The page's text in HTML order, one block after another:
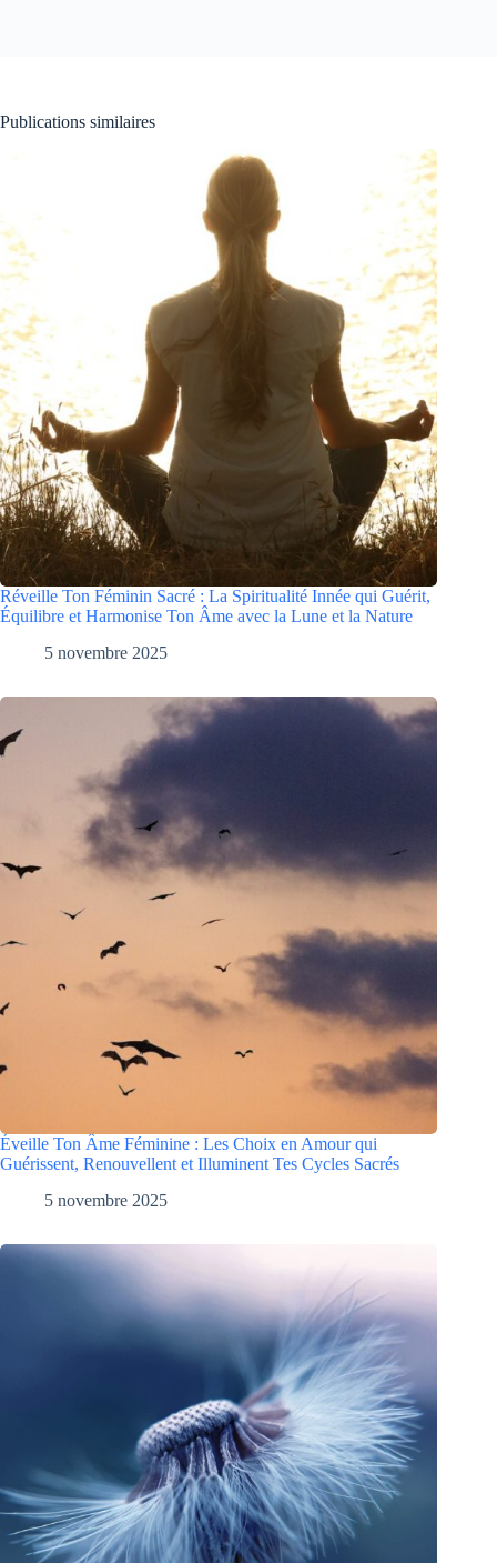
Publications similaires
Réveille Ton Féminin Sacré : La Spiritualité Innée qui Guérit,
Équilibre et Harmonise Ton Âme avec la Lune et la Nature
5 novembre 2025
Éveille Ton Âme Féminine : Les Choix en Amour qui
Guérissent, Renouvellent et Illuminent Tes Cycles Sacrés
5 novembre 2025